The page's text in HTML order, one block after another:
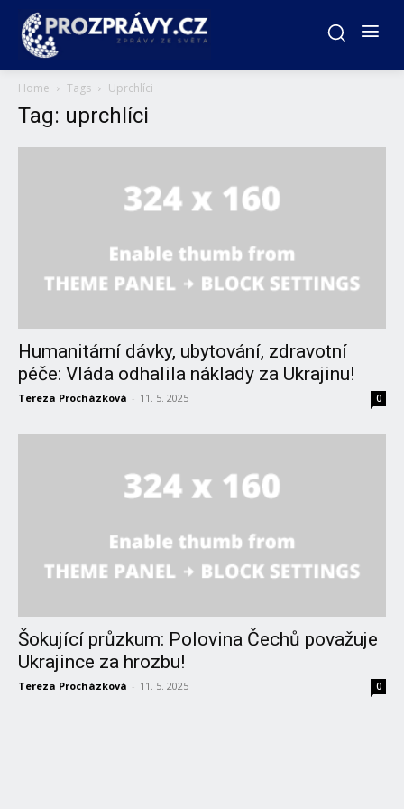
Home Tags Uprchlíci
Tag: uprchlíci
Humanitární dávky, ubytování, zdravotní
péče: Vláda odhalila náklady za Ukrajinu!
Tereza Procházková - 11. 5. 2025 0
Šokující průzkum: Polovina Čechů považuje
Ukrajince za hrozbu!
Tereza Procházková - 11. 5. 2025 0